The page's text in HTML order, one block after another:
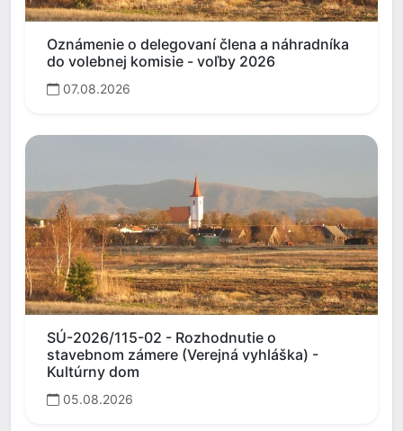
Oznámenie o delegovaní člena a náhradníka
do volebnej komisie - voľby 2026
07.08.2026
SÚ-2026/115-02 - Rozhodnutie o
stavebnom zámere (Verejná vyhláška) -
Kultúrny dom
05.08.2026